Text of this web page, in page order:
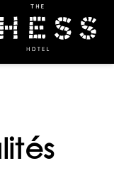
RÉSERVER